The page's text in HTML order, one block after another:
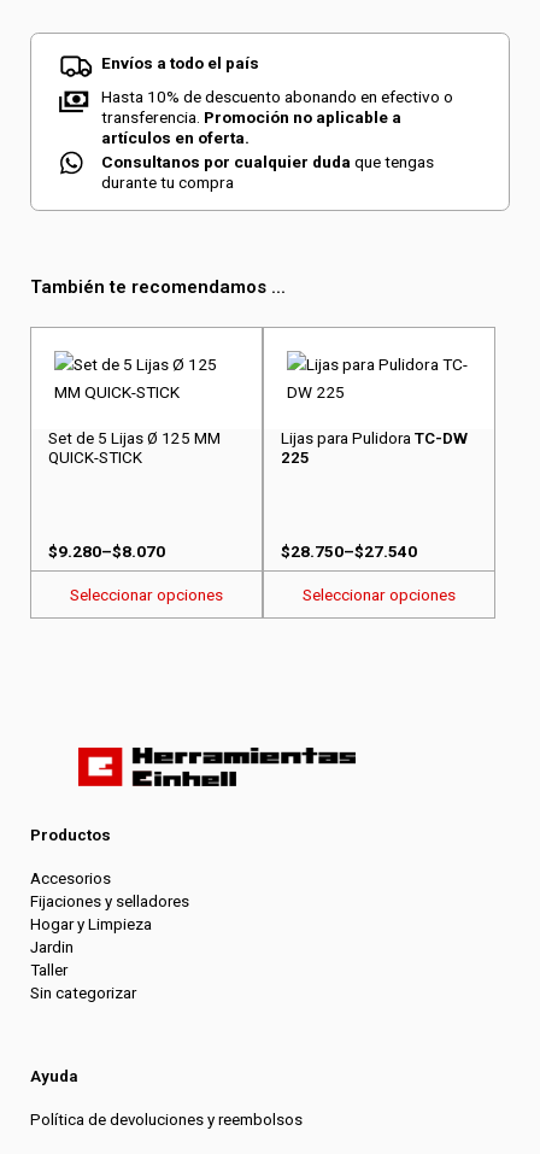
Envíos a todo el país
Hasta 10% de descuento abonando en efectivo o
transferencia. Promoción no aplicable a
artículos en oferta.
Consultanos por cualquier duda que tengas
durante tu compra
También te recomendamos ...
Set de 5 Lijas Ø 125 MM
QUICK-STICK
$8.070
–
$9.280
Rango
de
precios:
Seleccionar opciones
producto
tiene
variantes.
pueden
en
Lijas para Pulidora TC-DW
225
$27.540
–
$28.750
Rango
de
precios:
Seleccionar opciones
producto
tiene
variantes.
pueden
en
Productos
Accesorios
Fijaciones y selladores
Hogar y Limpieza
Jardin
Taller
Sin categorizar
Ayuda
Política de devoluciones y reembolsos